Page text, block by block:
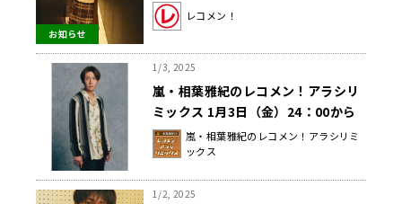
お知らせ
レコメン！
1/3, 2025
嵐・相葉雅紀のレコメン！アラシリ
ミックス 1月3日（金）24：00から
放送！嵐・相葉雅紀のレコメン！アラシリミ
ックス
1/2, 2025